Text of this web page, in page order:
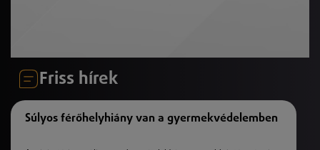
Friss hírek
Súlyos férőhelyhiány van a gyermekvédelemben